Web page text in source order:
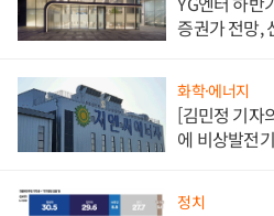
증권가 전망,
화학·에너지
[김민정 기자
에 비상발전
정치